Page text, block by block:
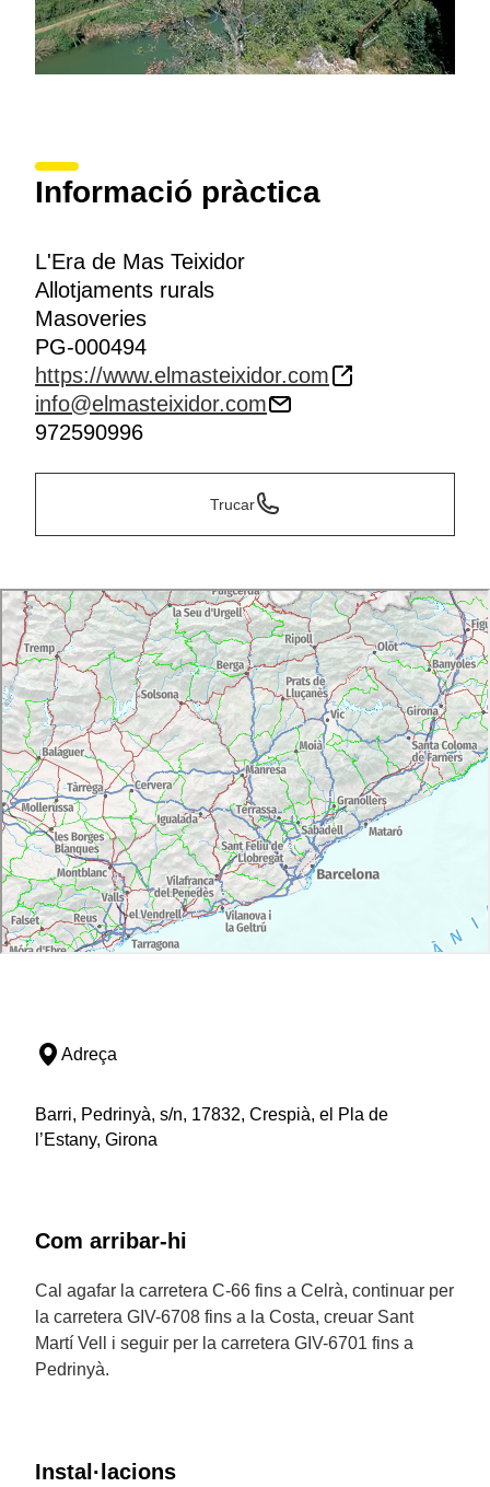
Informació pràctica
L'Era de Mas Teixidor
Allotjaments rurals
Masoveries
PG-000494
https://www.elmasteixidor.com
info@elmasteixidor.com
972590996
Trucar
Adreça
Barri, Pedrinyà, s/n, 17832, Crespià, el Pla de
l’Estany, Girona
Com arribar-hi
Cal agafar la carretera C-66 fins a Celrà, continuar per
la carretera GIV-6708 fins a la Costa, creuar Sant
Martí Vell i seguir per la carretera GIV-6701 fins a
Pedrinyà.
Instal·lacions